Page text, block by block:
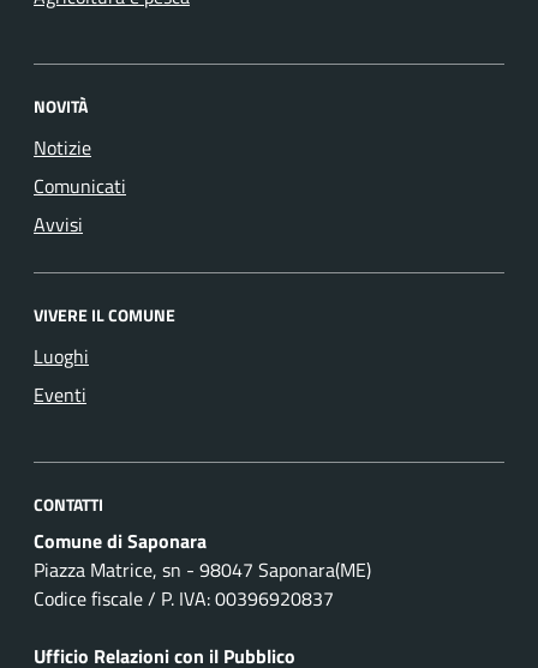
NOVITÀ
Notizie
Comunicati
Avvisi
VIVERE IL COMUNE
Luoghi
Eventi
CONTATTI
Comune di Saponara
Piazza Matrice, sn - 98047 Saponara(ME)
Codice fiscale / P. IVA: 00396920837
Ufficio Relazioni con il Pubblico